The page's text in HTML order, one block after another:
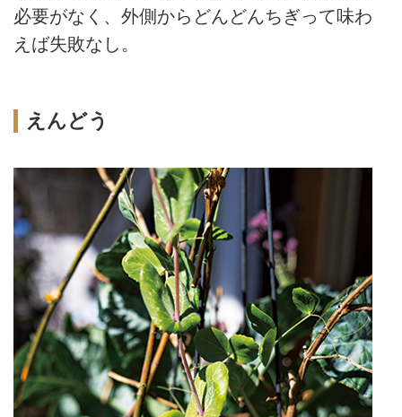
必要がなく、外側からどんどんちぎって味わ
えば失敗なし。
えんどう